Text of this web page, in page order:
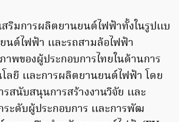
สริมการผลิตยานยนต์ไฟฟ้าทั้งในรูปเเบ
นต์ไฟฟ้า เเละรถสามล้อไฟฟ้า
าพของผู้ประกอบการไทยในด้านการ
ลยี เเละการผลิตยานยนต์ไฟฟ้า โดย
สนับสนุนการสร้างงานวิจัย เเละ
ะดับผู้ประกอบการ เเละการพัฒ